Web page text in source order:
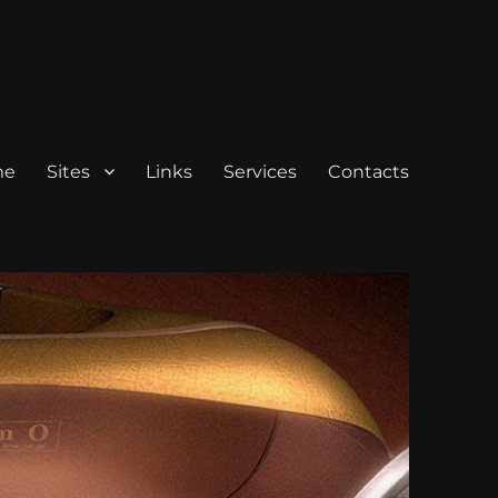
Sites Links Services Contacts